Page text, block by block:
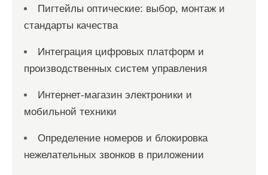
Пигтейлы оптические: выбор, монтаж и
стандарты качества
Интеграция цифровых платформ и
производственных систем управления
Интернет-магазин электроники и
мобильной техники
Определение номеров и блокировка
нежелательных звонков в приложении